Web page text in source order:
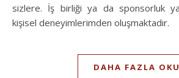
sizlere. İş birliği ya da sponsorluk
kişisel deneyimlerimden oluşmaktadır.
DAHA FAZLA OKU